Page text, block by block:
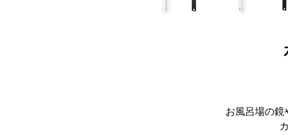
お風呂場の鏡